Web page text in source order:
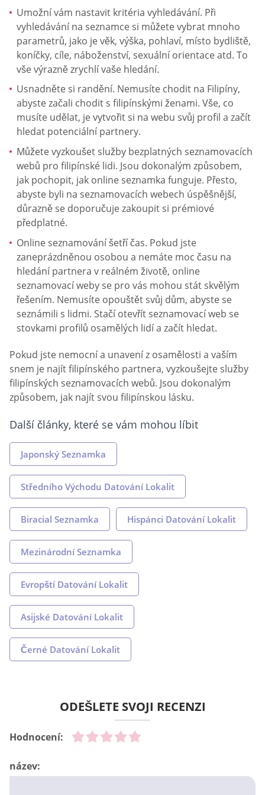
Umožní vám nastavit kritéria vyhledávání. Při
vyhledávání na seznamce si můžete vybrat mnoho
parametrů, jako je věk, výška, pohlaví, místo bydliště,
koníčky, cíle, náboženství, sexuální orientace atd. To
vše výrazně zrychlí vaše hledání.
Usnadněte si randění. Nemusíte chodit na Filipíny,
abyste začali chodit s filipínskými ženami. Vše, co
musíte udělat, je vytvořit si na webu svůj profil a začít
hledat potenciální partnery.
Můžete vyzkoušet služby bezplatných seznamovacích
webů pro filipínské lidi. Jsou dokonalým způsobem,
jak pochopit, jak online seznamka funguje. Přesto,
abyste byli na seznamovacích webech úspěšnější,
důrazně se doporučuje zakoupit si prémiové
předplatné.
Online seznamování šetří čas. Pokud jste
zaneprázdněnou osobou a nemáte moc času na
hledání partnera v reálném životě, online
seznamovací weby se pro vás mohou stát skvělým
řešením. Nemusíte opouštět svůj dům, abyste se
seznámili s lidmi. Stačí otevřít seznamovací web se
stovkami profilů osamělých lidí a začít hledat.
Pokud jste nemocní a unavení z osamělosti a vaším
snem je najít filipínského partnera, vyzkoušejte služby
filipínských seznamovacích webů. Jsou dokonalým
způsobem, jak najít svou filipínskou lásku.
Další články, které se vám mohou líbit
Japonský Seznamka
Středního Východu Datování Lokalit
Biracial Seznamka Hispánci Datování Lokalit
Mezinárodní Seznamka
Evropští Datování Lokalit
Asijské Datování Lokalit
Černé Datování Lokalit
ODEŠLETE SVOJI RECENZI
Hodnocení:
název: